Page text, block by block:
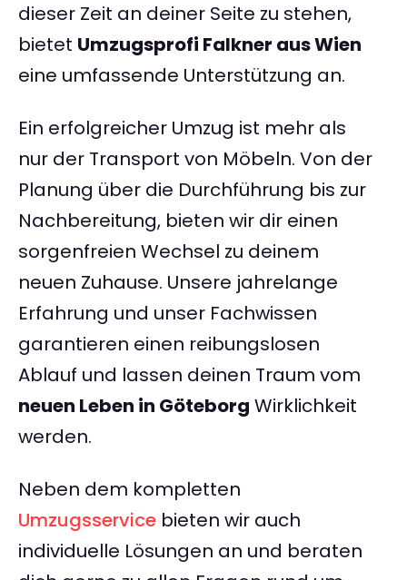
dieser Zeit an deiner Seite zu stehen,
bietet Umzugsprofi Falkner aus Wien
eine umfassende Unterstützung an.
Ein erfolgreicher Umzug ist mehr als
nur der Transport von Möbeln. Von der
Planung über die Durchführung bis zur
Nachbereitung, bieten wir dir einen
sorgenfreien Wechsel zu deinem
neuen Zuhause. Unsere jahrelange
Erfahrung und unser Fachwissen
garantieren einen reibungslosen
Ablauf und lassen deinen Traum vom
neuen Leben in Göteborg Wirklichkeit
werden.
Neben dem kompletten
Umzugsservice bieten wir auch
individuelle Lösungen an und beraten